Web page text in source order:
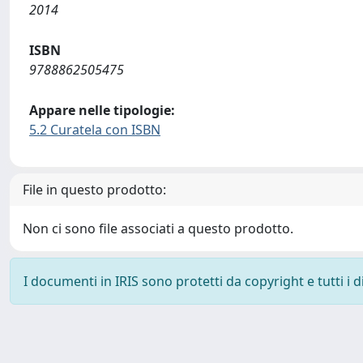
2014
ISBN
9788862505475
Appare nelle tipologie:
5.2 Curatela con ISBN
File in questo prodotto:
Non ci sono file associati a questo prodotto.
I documenti in IRIS sono protetti da copyright e tutti i